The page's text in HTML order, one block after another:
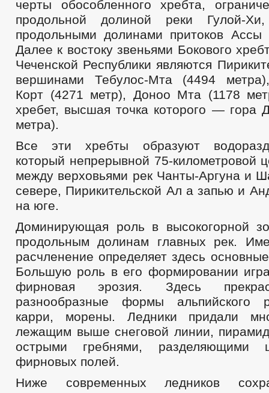
черты обособленного хребта,
продольной долиной реки
продольными долинами притоков Ассы
Далее к востоку звеньями Бокового
Чеченской Республики являются
вершинами Тебулос-Мта (4494
Корт (4271 метр), Доноо Мта (1178
хребет, высшая точка которого — гора
метра).
Все эти хребты образуют
который непрерывной 75-километровой
между верховьями рек Чанты-Аргуна и
севере, Пирикительской Ал а запью и
на юге.
Доминирующая роль в высокогорной
продольным долинам главных рек.
расчленение определяет здесь
Большую роль в его формировании
фирновая эрозия. Здесь
разнообразные формы альпийского
карри, морены. Ледники придали
лежащим выше снеговой линии,
острыми гребнями, разделяющими
фирновых полей.
Ниже современных ледников